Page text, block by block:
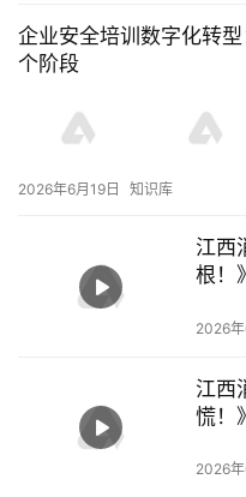
企业安全培训数字化转型
个阶段
2026年6月19日 知识库
江西
根！
2026
江西
慌！
2026